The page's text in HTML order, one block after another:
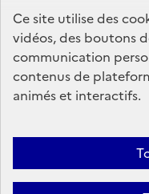
Ce site utilise des
vidéos, des boutons
communication
contenus de
animés et interactifs.
legifrance.gouv.fr
service-public.gouv.fr
Politique d’utilisation des